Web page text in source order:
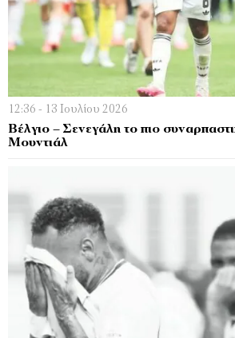
12:36 - 13 Ιουλίου 2026
Βέλγιο – Σενεγάλη το πιο
Μουντιάλ